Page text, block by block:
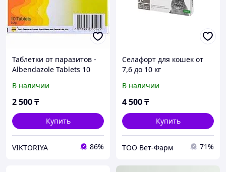
Таблетки от паразитов -
Albendazole Tablets 10
В наличии
2 500₸
Купить
VIKTORIYA 86%
Селафорт для кошек от
7,6 до 10 кг
В наличии
4 500₸
Купить
ТОО Вет-Фарм 71%